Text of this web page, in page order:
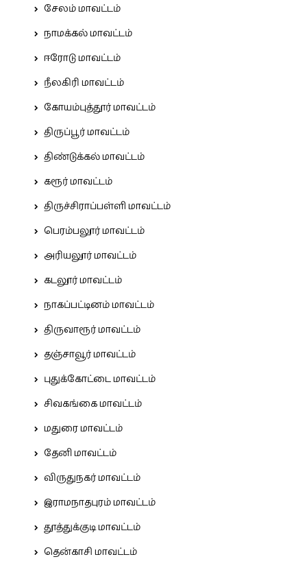
சேலம் மாவட்டம்
நாமக்கல் மாவட்டம்
ஈரோடு மாவட்டம்
நீலகிரி மாவட்டம்
கோயம்புத்தூர் மாவட்டம்
திருப்பூர் மாவட்டம்
திண்டுக்கல் மாவட்டம்
கரூர் மாவட்டம்
திருச்சிராப்பள்ளி மாவட்டம்
பெரம்பலூர் மாவட்டம்
அரியலூர் மாவட்டம்
கடலூர் மாவட்டம்
நாகப்பட்டினம் மாவட்டம்
திருவாரூர் மாவட்டம்
தஞ்சாவூர் மாவட்டம்
புதுக்கோட்டை மாவட்டம்
சிவகங்கை மாவட்டம்
மதுரை மாவட்டம்
தேனி மாவட்டம்
விருதுநகர் மாவட்டம்
இராமநாதபுரம் மாவட்டம்
தூத்துக்குடி மாவட்டம்
தென்காசி மாவட்டம்